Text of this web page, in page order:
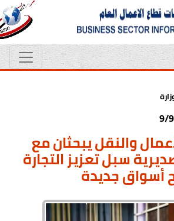
والنقل يبحثان مع
سبل تعزيز التجارة
أسواق جديدة